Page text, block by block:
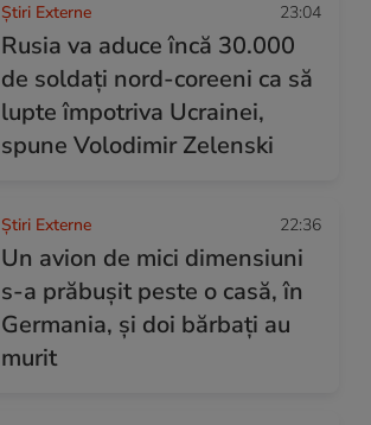
Știri Externe 23:04
Rusia va aduce încă 30.000
de soldaţi nord-coreeni ca să
lupte împotriva Ucrainei,
spune Volodimir Zelenski
Știri Externe 22:36
Un avion de mici dimensiuni
s-a prăbușit peste o casă, în
Germania, și doi bărbați au
murit